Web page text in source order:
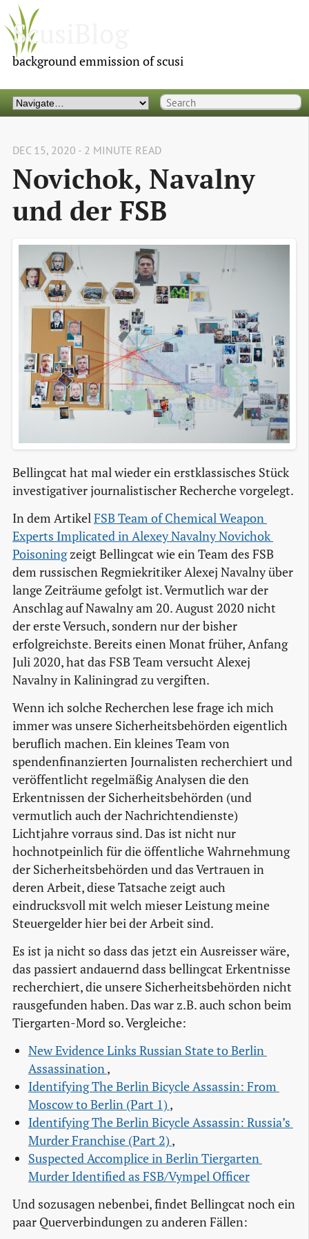
ScusiBlog
background emmission of scusi
DEC 15, 2020 - 2 MINUTE READ
Novichok, Navalny
und der FSB
Bellingcat hat mal wieder ein erstklassisches Stück
investigativer journalistischer Recherche vorgelegt.
In dem ArtikelFSB Team of Chemical Weapon
Experts Implicated in Alexey Navalny Novichok
Poisoningzeigt Bellingcat wie ein Team des FSB
dem russischen Regmiekritiker Alexej Navalny über
lange Zeiträume gefolgt ist. Vermutlich war der
Anschlag auf Nawalny am 20. August 2020 nicht
der erste Versuch, sondern nur der bisher
erfolgreichste. Bereits einen Monat früher, Anfang
Juli 2020, hat das FSB Team versucht Alexej
Navalny in Kaliningrad zu vergiften.
Wenn ich solche Recherchen lese frage ich mich
immer was unsere Sicherheitsbehörden eigentlich
beruflich machen. Ein kleines Team von
spendenfinanzierten Journalisten recherchiert und
veröffentlicht regelmäßig Analysen die den
Erkentnissen der Sicherheitsbehörden (und
vermutlich auch der Nachrichtendienste)
Lichtjahre vorraus sind. Das ist nicht nur
hochnotpeinlich für die öffentliche Wahrnehmung
der Sicherheitsbehörden und das Vertrauen in
deren Arbeit, diese Tatsache zeigt auch
eindrucksvoll mit welch mieser Leistung meine
Steuergelder hier bei der Arbeit sind.
Es ist ja nicht so dass das jetzt ein Ausreisser wäre,
das passiert andauernd dass bellingcat Erkentnisse
recherchiert, die unsere Sicherheitsbehörden nicht
rausgefunden haben. Das war z.B. auch schon beim
Tiergarten-Mord so. Vergleiche:
New Evidence Links Russian State to Berlin
Assassination ,
Identifying The Berlin Bicycle Assassin: From
Moscow to Berlin (Part 1) ,
Identifying The Berlin Bicycle Assassin: Russia’s
Murder Franchise (Part 2) ,
Suspected Accomplice in Berlin Tiergarten
Murder Identified as FSB/Vympel Officer
Und sozusagen nebenbei, findet Bellingcat noch ein
paar Querverbindungen zu anderen Fällen: